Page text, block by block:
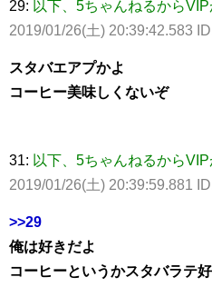
29: 以下、5ちゃんねるから
2019/01/26(土) 20:39:42.583
スタバエアプかよ
コーヒー美味しくないぞ
31: 以下、5ちゃんねるから
2019/01/26(土) 20:39:59.881
>>29
俺は好きだよ
コーヒーというかスタバラテ